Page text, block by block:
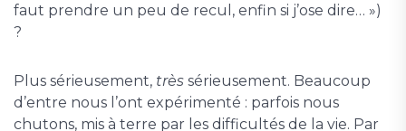
faut prendre un peu de recul, enfin si j’ose dire… »)
?
Plus sérieusement, très sérieusement. Beaucoup
d’entre nous l’ont expérimenté : parfois nous
chutons, mis à terre par les difficultés de la vie. Par